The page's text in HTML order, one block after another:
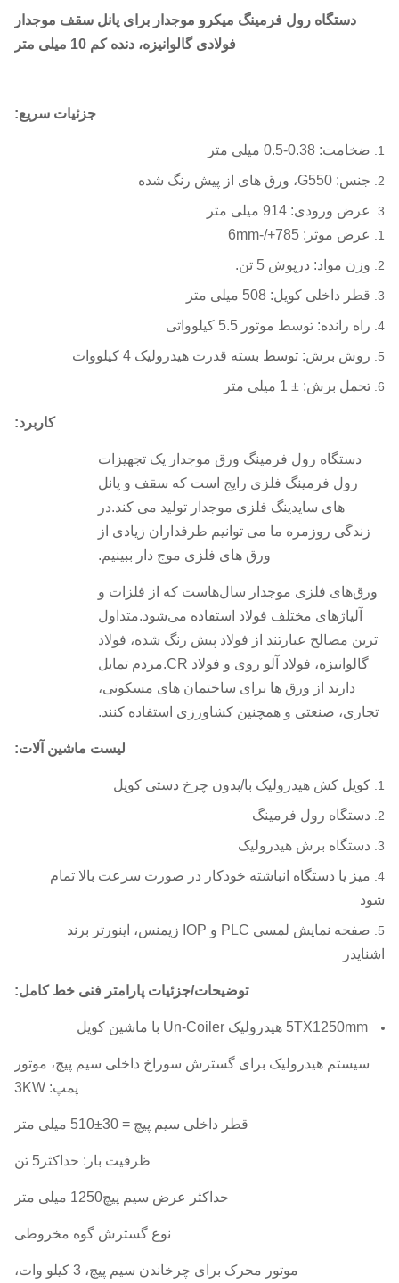
دستگاه رول فرمینگ میکرو موجدار برای پانل سقف موجدار
فولادی گالوانیزه، دنده کم 10 میلی متر
جزئیات سریع:
ضخامت: 0.38-0.5 میلی متر
جنس: G550، ورق های از پیش رنگ شده
عرض ورودی: 914 میلی متر
عرض موثر: 785+/-6mm
وزن مواد: درپوش 5 تن.
قطر داخلی کویل: 508 میلی متر
راه رانده: توسط موتور 5.5 کیلوواتی
روش برش: توسط بسته قدرت هیدرولیک 4 کیلووات
تحمل برش: ± 1 میلی متر
کاربرد:
دستگاه رول فرمینگ ورق موجدار یک تجهیزات
رول فرمینگ فلزی رایج است که سقف و پانل
های سایدینگ فلزی موجدار تولید می کند.در
زندگی روزمره ما می توانیم طرفداران زیادی از
ورق های فلزی موج دار ببینیم.
ورق‌های فلزی موجدار سال‌هاست که از فلزات و
آلیاژهای مختلف فولاد استفاده می‌شود.متداول
ترین مصالح عبارتند از فولاد پیش رنگ شده، فولاد
گالوانیزه، فولاد آلو روی و فولاد CR.مردم تمایل
دارند از ورق ها برای ساختمان های مسکونی،
تجاری، صنعتی و همچنین کشاورزی استفاده کنند.
لیست ماشین آلات:
کویل کش هیدرولیک با/بدون چرخ دستی کویل
دستگاه رول فرمینگ
دستگاه برش هیدرولیک
میز یا دستگاه انباشته خودکار در صورت سرعت بالا تمام
شود
صفحه نمایش لمسی PLC و IOP زیمنس، اینورتر برند
اشنایدر
توضیحات/جزئیات پارامتر فنی خط کامل:
5TX1250mm هیدرولیک Un-Coiler با ماشین کویل
سیستم هیدرولیک برای گسترش سوراخ داخلی سیم پیچ، موتور
پمپ: 3KW
قطر داخلی سیم پیچ = 30±510 میلی متر
ظرفیت بار: حداکثر5 تن
حداکثر عرض سیم پیچ1250 میلی متر
نوع گسترش گوه مخروطی
موتور محرک برای چرخاندن سیم پیچ، 3 کیلو وات،